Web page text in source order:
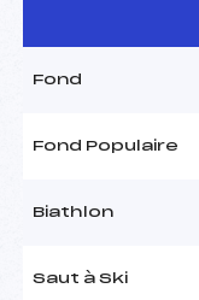
Fond
Fond Populaire
Biathlon
Saut à Ski